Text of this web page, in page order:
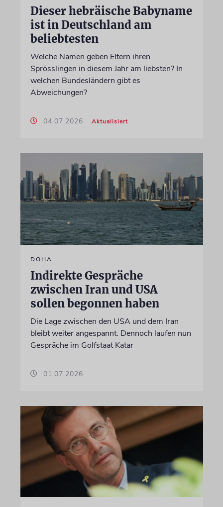
Dieser hebräische Babyname
ist in Deutschland am
beliebtesten
Welche Namen geben Eltern ihren
Sprösslingen in diesem Jahr am liebsten? In
welchen Bundesländern gibt es
Abweichungen?
04.07.2026 Aktualisiert
DOHA
Indirekte Gespräche
zwischen Iran und USA
sollen begonnen haben
Die Lage zwischen den USA und dem Iran
bleibt weiter angespannt. Dennoch laufen nun
Gespräche im Golfstaat Katar
01.07.2026